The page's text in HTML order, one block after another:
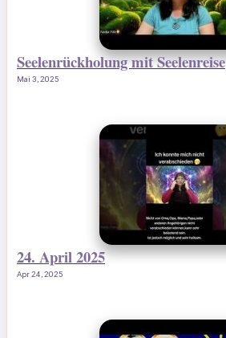
Seelenrückholung mit Seelenreise
Mai 3, 2025
24. April 2025
Apr 24, 2025